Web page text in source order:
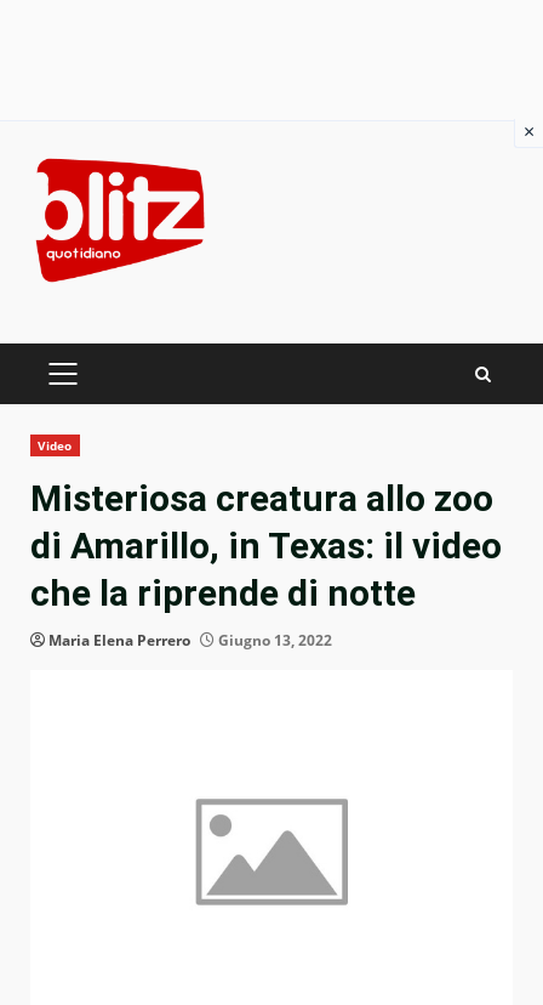
content
PRIMARY
Video
Misteriosa creatura allo zoo
di Amarillo, in Texas: il video
che la riprende di notte
Maria Elena Perrero Giugno 13, 2022
×